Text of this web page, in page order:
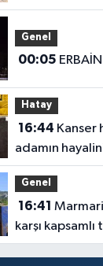
Iğdır’daki
Üretim
Genel
00:05
Hatay
16:44
adamın
evine
duygulandırdı
Genel
16:41
karşı